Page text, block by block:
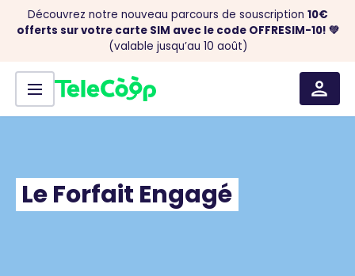
Découvrez notre nouveau parcours de souscription 10€
offerts sur votre carte SIM avec le code OFFRESIM-10! 💚
(valable jusqu’au 10 août)
Aller au contenu
Menu
LeForfaitEngagé